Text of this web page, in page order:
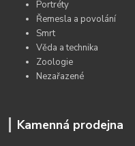
Portréty
Řemesla a povolání
Smrt
Věda a technika
Zoologie
Nezařazené
Kamenná prodejna